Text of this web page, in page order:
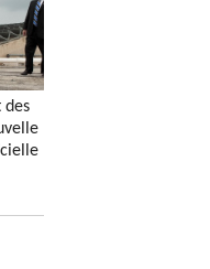
des